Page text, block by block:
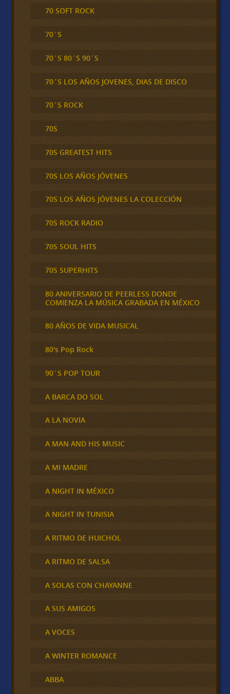
70 SOFT ROCK
70´S
70´S 80´S 90´S
70´S LOS AÑOS JOVENES, DIAS DE DISCO
70´S ROCK
70S
70S GREATEST HITS
70S LOS AÑOS JÓVENES
70S LOS AÑOS JÓVENES LA COLECCIÓN
70S ROCK RADIO
70S SOUL HITS
70S SUPERHITS
80 ANIVERSARIO DE PEERLESS DONDE
COMIENZA LA MÚSICA GRABADA EN MÉXICO
80 AÑOS DE VIDA MUSICAL
80's Pop Rock
90´S POP TOUR
A BARCA DO SOL
A LA NOVIA
A MAN AND HIS MUSIC
A MI MADRE
A NIGHT IN MÉXICO
A NIGHT IN TUNISIA
A RITMO DE HUICHOL
A RITMO DE SALSA
A SOLAS CON CHAYANNE
A SUS AMIGOS
A VOCES
A WINTER ROMANCE
ABBA